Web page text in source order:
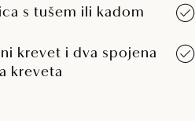
s tušem ili kadom
krevet i dva spojena
kreveta